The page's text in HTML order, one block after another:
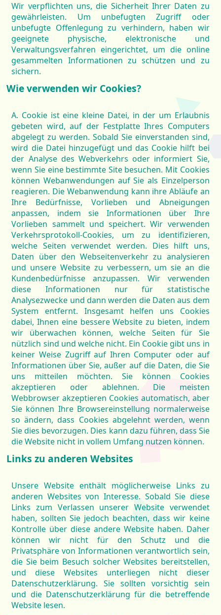
Wir verpflichten uns, die Sicherheit Ihrer Daten zu
gewährleisten. Um unbefugten Zugriff oder
unbefugte Offenlegung zu verhindern, haben wir
geeignete physische, elektronische und
Verwaltungsverfahren eingerichtet, um die online
gesammelten Informationen zu schützen und zu
sichern.
Wie verwenden wir Cookies?
A. Cookie ist eine kleine Datei, in der um Erlaubnis
gebeten wird, auf der Festplatte Ihres Computers
abgelegt zu werden. Sobald Sie einverstanden sind,
wird die Datei hinzugefügt und das Cookie hilft bei
der Analyse des Webverkehrs oder informiert Sie,
wenn Sie eine bestimmte Site besuchen. Mit Cookies
können Webanwendungen auf Sie als Einzelperson
reagieren. Die Webanwendung kann ihre Abläufe an
Ihre Bedürfnisse, Vorlieben und Abneigungen
anpassen, indem sie Informationen über Ihre
Vorlieben sammelt und speichert. Wir verwenden
Verkehrsprotokoll-Cookies, um zu identifizieren,
welche Seiten verwendet werden. Dies hilft uns,
Daten über den Webseitenverkehr zu analysieren
und unsere Website zu verbessern, um sie an die
Kundenbedürfnisse anzupassen. Wir verwenden
diese Informationen nur für statistische
Analysezwecke und dann werden die Daten aus dem
System entfernt. Insgesamt helfen uns Cookies
dabei, Ihnen eine bessere Website zu bieten, indem
wir überwachen können, welche Seiten für Sie
nützlich sind und welche nicht. Ein Cookie gibt uns in
keiner Weise Zugriff auf Ihren Computer oder auf
Informationen über Sie, außer auf die Daten, die Sie
uns mitteilen möchten. Sie können Cookies
akzeptieren oder ablehnen. Die meisten
Webbrowser akzeptieren Cookies automatisch, aber
Sie können Ihre Browsereinstellung normalerweise
so ändern, dass Cookies abgelehnt werden, wenn
Sie dies bevorzugen. Dies kann dazu führen, dass Sie
die Website nicht in vollem Umfang nutzen können.
Links zu anderen Websites
Unsere Website enthält möglicherweise Links zu
anderen Websites von Interesse. Sobald Sie diese
Links zum Verlassen unserer Website verwendet
haben, sollten Sie jedoch beachten, dass wir keine
Kontrolle über diese andere Website haben. Daher
können wir nicht für den Schutz und die
Privatsphäre von Informationen verantwortlich sein,
die Sie beim Besuch solcher Websites bereitstellen,
und diese Websites unterliegen nicht dieser
Datenschutzerklärung. Sie sollten vorsichtig sein
und die Datenschutzerklärung für die betreffende
Website lesen.